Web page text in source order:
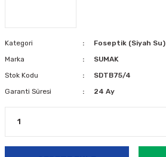
Kategori Foseptik (Siyah Su)
Marka
SUMAK
Stok Kodu
SDTB75/4
Garanti Süresi
24 Ay